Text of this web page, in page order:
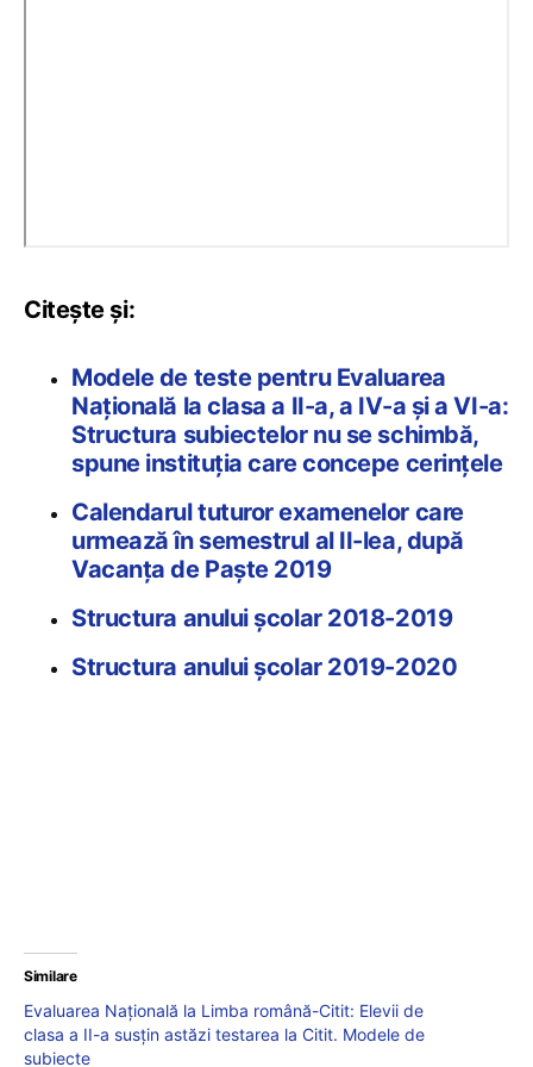
Citește și:
Modele de teste pentru Evaluarea
Națională la clasa a II-a, a IV-a și a VI-a:
Structura subiectelor nu se schimbă,
spune instituția care concepe cerințele
Calendarul tuturor examenelor care
urmează în semestrul al II-lea, după
Vacanța de Paște 2019
Structura anului școlar 2018-2019
Structura anului școlar 2019-2020
Similare
Evaluarea Națională la Limba română-Citit: Elevii de
clasa a II-a susțin astăzi testarea la Citit. Modele de
subiecte